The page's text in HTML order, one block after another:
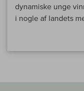
dynamiske unge
i nogle af landets